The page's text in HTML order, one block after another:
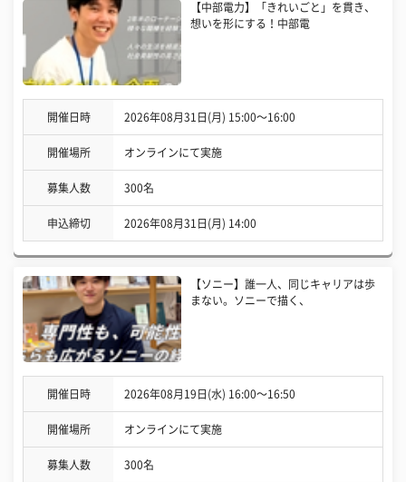
【中部電力】「きれいごと」を貫き、
想いを形にする！中部電
開催日時 2026年08月31日(月) 15:00〜16:00
開催場所 オンラインにて実施
募集人数 300名
申込締切 2026年08月31日(月) 14:00
【ソニー】誰一人、同じキャリアは歩
まない。ソニーで描く、
開催日時 2026年08月19日(水) 16:00〜16:50
開催場所 オンラインにて実施
募集人数 300名